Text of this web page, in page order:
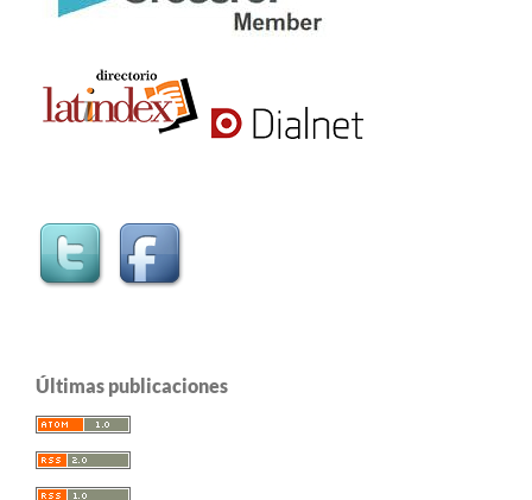
Últimas publicaciones